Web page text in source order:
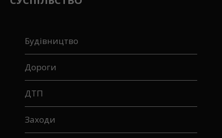
Будівництво
Дороги
ДТП
Заходи